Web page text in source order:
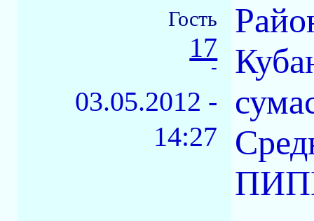
Гость
17
-
03.05.2012 -
14:27